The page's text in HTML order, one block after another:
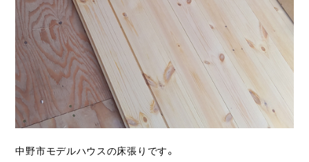
採用情報
中野市モデルハウスの床張りです。